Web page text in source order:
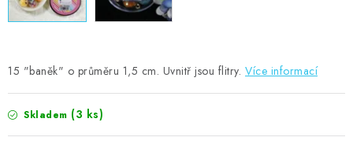
15 "baněk" o průměru 1,5 cm. Uvnitř jsou flitry. Více informací
Skladem (3 ks)